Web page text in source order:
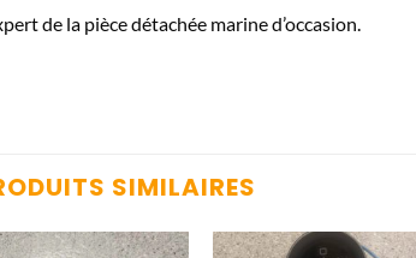
de la pièce détachée marine d’occasion.
SIMILAIRES